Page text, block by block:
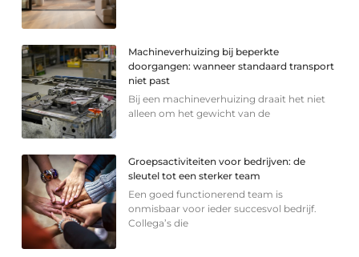
Machineverhuizing bij beperkte
doorgangen: wanneer standaard transport
niet past
Bij een machineverhuizing draait het niet
alleen om het gewicht van de
Groepsactiviteiten voor bedrijven: de
sleutel tot een sterker team
Een goed functionerend team is
onmisbaar voor ieder succesvol bedrijf.
Collega’s die